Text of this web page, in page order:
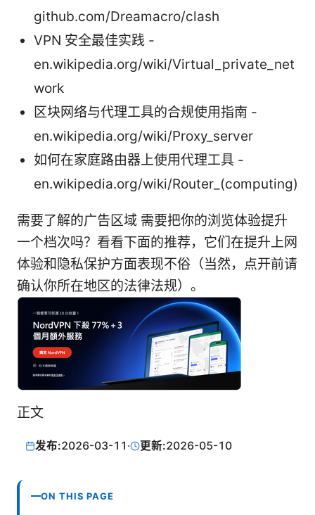
github.com/Dreamacro/clash
VPN 安全最佳实践 -
en.wikipedia.org/wiki/Virtual_private_net
work
区块网络与代理工具的合规使用指南 -
en.wikipedia.org/wiki/Proxy_server
如何在家庭路由器上使用代理工具 -
en.wikipedia.org/wiki/Router_(computing)
需要了解的广告区域 需要把你的浏览体验提升
一个档次吗？看看下面的推荐，它们在提升上网
体验和隐私保护方面表现不俗（当然，点开前请
确认你所在地区的法律法规）。
正文
发布:2026-03-11 · 更新:2026-05-10
ON THIS PAGE